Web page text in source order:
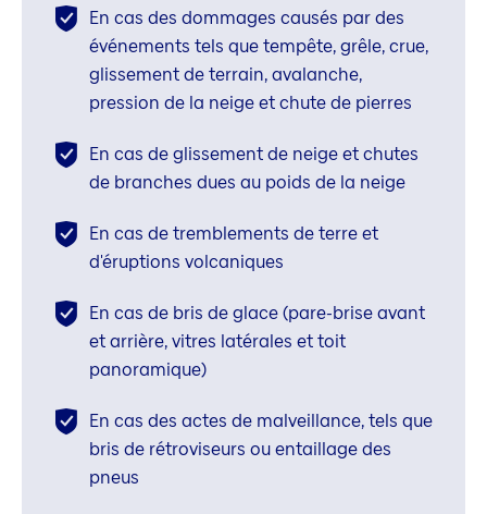
En cas des dommages causés par des
événements tels que tempête, grêle, crue,
glissement de terrain, avalanche,
pression de la neige et chute de pierres
En cas de glissement de neige et chutes
de branches dues au poids de la neige
En cas de tremblements de terre et
d'éruptions volcaniques
En cas de bris de glace (pare-brise avant
et arrière, vitres latérales et toit
panoramique)
En cas des actes de malveillance, tels que
bris de rétroviseurs ou entaillage des
pneus